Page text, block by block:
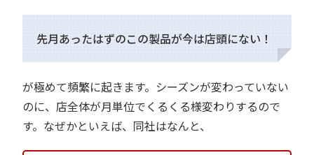
先月あったはずのこの製品が今は店頭にない！
が極めて頻繁に起きます。シーズンが変わっていない
のに、店全体が月単位でくるくる様変わりするので
す。なぜかといえば、同社はなんと、